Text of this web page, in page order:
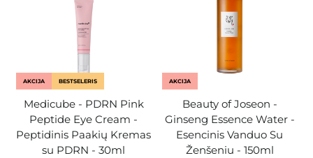
AKCIJA BESTSELERIS
Medicube - PDRN Pink
Peptide Eye Cream -
Peptidinis Paakių Kremas
su PDRN - 30ml
AKCIJA
Beauty of Joseon -
Ginseng Essence Water -
Esencinis Vanduo Su
Ženšeniu - 150ml